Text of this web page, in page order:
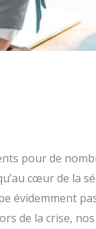
pour de
cœur de la
évidemment
de la crise,